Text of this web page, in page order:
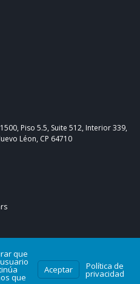
Piso 5.5, Suite 512, Interior 339,
Léon, CP 64710
que
que
Aceptar Política de
privacidad